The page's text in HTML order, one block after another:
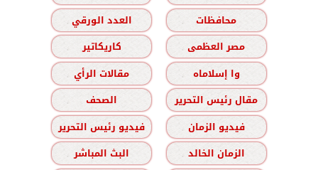
محافظات
العدد الورقي
مصر العظمى
كاريكاتير
وا إسلاماه
مقالات الرأي
مقال رئيس التحرير
الصحف
فيديو الزمان
فيديو رئيس التحرير
الزمان الخالد
البث المباشر